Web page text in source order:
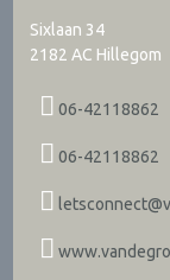
Sixlaan 34
2182 AC Hillegom
06-42118862
06-42118862